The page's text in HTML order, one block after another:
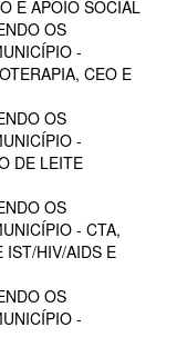
E APOIO SOCIAL
OS
-
CEO E
OS
-
DE LEITE
OS
- CTA,
IST/HIV/AIDS E
OS
-